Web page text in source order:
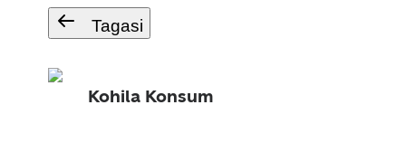
Tagasi
Kohila Konsum